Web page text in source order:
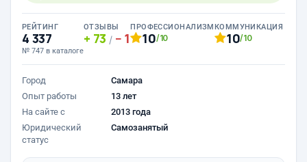
РЕЙТИНГ
4 337
№ 747 в каталоге
ОТЗЫВЫ
73 / 1
ПРОФЕССИОНАЛИЗМ
10/10
КОММУНИКАЦИЯ
10/10
Город
Самара
Опыт работы
13 лет
На сайте с
2013 года
Юридический
статус
Самозанятый